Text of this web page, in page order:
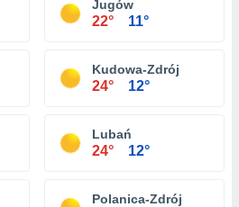
Jugów
22° 11°
Kudowa-Zdrój
24° 12°
Lubań
24° 12°
Polanica-Zdrój